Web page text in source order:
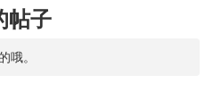
帖子
哦。